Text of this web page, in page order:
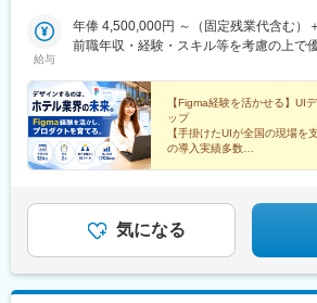
数に渡る分野におけるAIを用いるシステ
・画像認識、データ分析、自然言語処理
ジカルAIなどの開発技術
・Python/C++/C/C#/Java/JavaScript/各
FW/Cloud/WebUIなどソフトウェア開発
だける技術
・要求分析、顧客折衝、チームマネジメン
変更の範囲：会社の定める業務
勤OK
給与
年俸 4,500,000円 ～（固定残業代含む）
前職年収・経験・スキル等を考慮の上で
た場合は別途残業代が加算されます。
【Figma経験を活かせる】UI
ップ
【手掛けたUIが全国の現場を
の導入実績多数
気になる